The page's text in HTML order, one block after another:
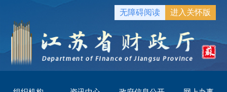
无障碍阅读 进入关怀版